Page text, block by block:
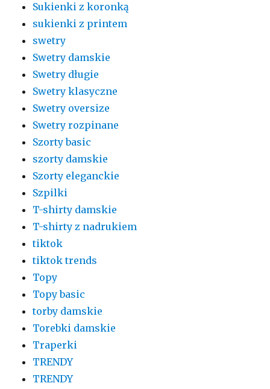
Sukienki z koronką
sukienki z printem
swetry
Swetry damskie
Swetry długie
Swetry klasyczne
Swetry oversize
Swetry rozpinane
Szorty basic
szorty damskie
Szorty eleganckie
Szpilki
T-shirty damskie
T-shirty z nadrukiem
tiktok
tiktok trends
Topy
Topy basic
torby damskie
Torebki damskie
Traperki
TRENDY
TRENDY